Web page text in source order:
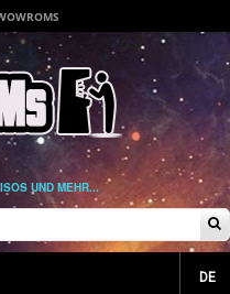
UND MEHR...
DE